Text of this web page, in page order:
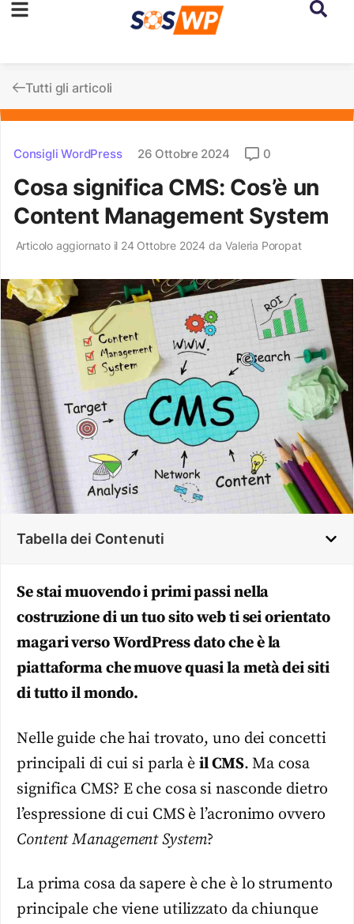
Tutti gli articoli
Consigli WordPress 26 Ottobre 2024 0
Cosa significa CMS: Cos’è un
Content Management System
Articolo aggiornato il 24 Ottobre 2024 da Valeria Poropat
Tabella dei Contenuti
Se stai muovendo i primi passi nella
costruzione di un tuo sito web ti sei orientato
magari verso WordPress dato che è la
piattaforma che muove quasi la metà dei siti
di tutto il mondo.
Nelle guide che hai trovato, uno dei concetti
principali di cui si parla èil CMS. Ma cosa
significa CMS? E che cosa si nasconde dietro
l’espressione di cui CMS è l’acronimo ovvero
Content Management System?
La prima cosa da sapere è che è lo strumento
principale che viene utilizzato da chiunque